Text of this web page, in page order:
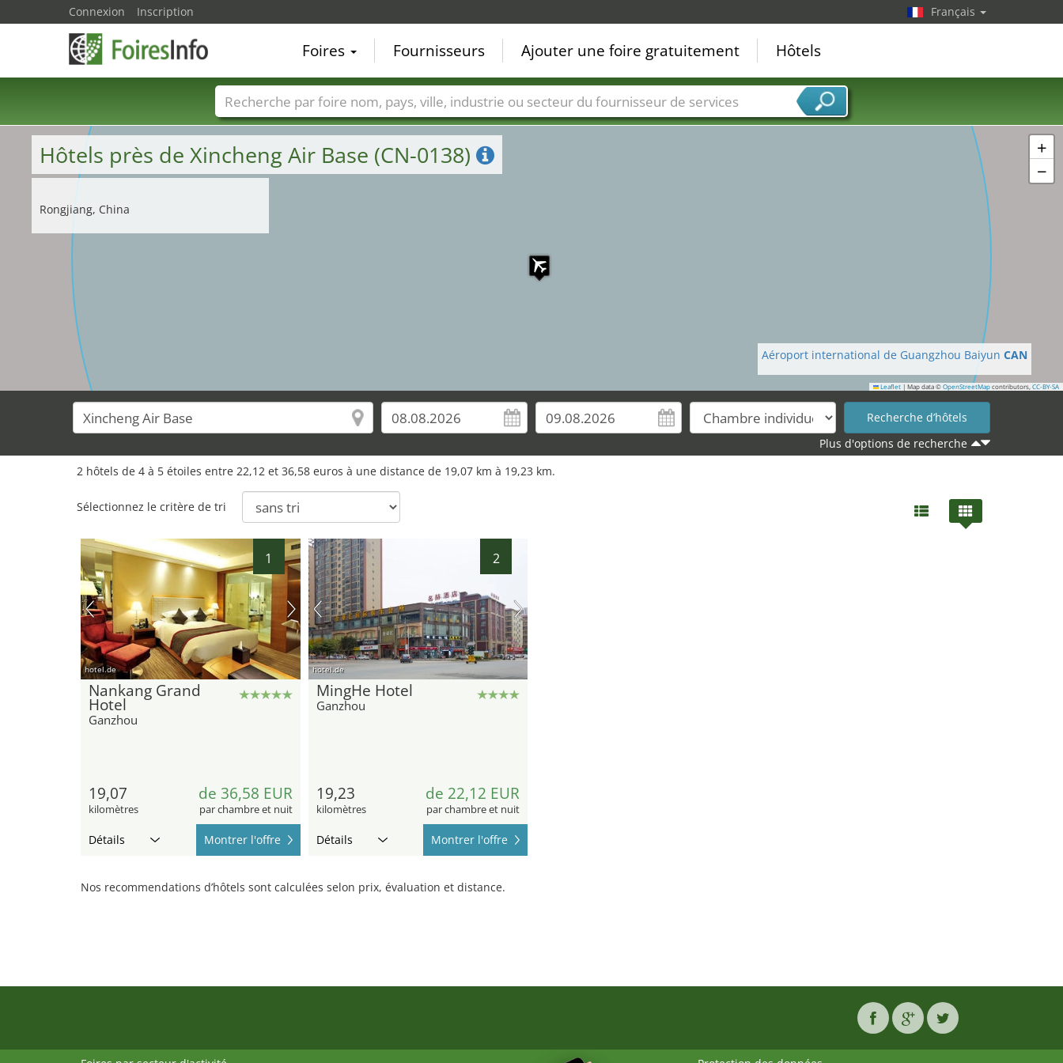
+
−
Leaflet | Map data © OpenStreetMap contributors, CC-BY-SA
Hôtels près de Xincheng Air Base (CN-0138)
Rongjiang, China
Aéroport international de Guangzhou Baiyun CAN
Plus d'options de recherche
2 hôtels de 4 à 5 étoiles entre 22,12 et 36,58 euros à une distance de 19,07 km à 19,23 km.
Sélectionnez le critère de tri
1
hotel.de
Nankang Grand
Hotel
Ganzhou
19,07
kilomètres
de 36,58 EUR
par chambre et nuit
Détails Montrer l'offre
2
hotel.de
MingHe Hotel
Ganzhou
19,23
kilomètres
de 22,12 EUR
par chambre et nuit
Détails Montrer l'offre
Nos recommendations d’hôtels sont calculées selon prix, évaluation et distance.
Connexion Inscription Français
Foires Fournisseurs Ajouter une foire gratuitement Hôtels
Foire noms Pays Villes Secteurs de foire Secteurs du fournisseur de services